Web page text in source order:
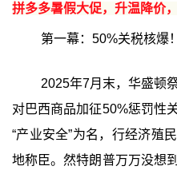
拼多多暑假大促，升温降价
第一幕：50%关税核爆
2025年7月末，华盛顿
对巴西商品加征50%惩罚
“产业安全”为名，行经济殖
地称臣。然特朗普万万没想